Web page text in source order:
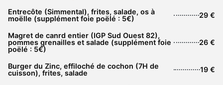
Entrecôte (Simmental), frites, salade, os à
moëlle (supplément foie poëlé : 5€)
29 €
Magret de canrd entier (IGP Sud Ouest 82),
pommes grenailles et salade (supplément foie
poëlé : 5€)
26 €
Burger du Zinc, effiloché de cochon (7H de
cuisson), frites, salade
19 €